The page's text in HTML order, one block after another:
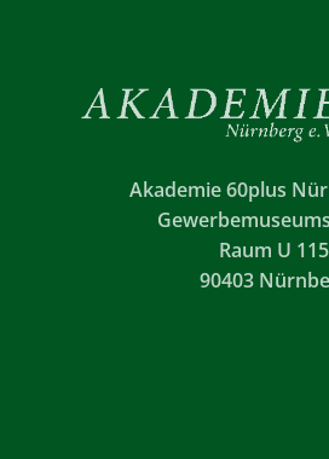
Akademie 60plus
Raum U 115
90403